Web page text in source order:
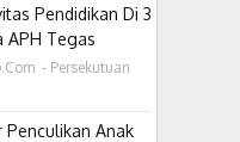
Pendidikan Di 3
APH Tegas
- Persekutuan
Penculikan Anak